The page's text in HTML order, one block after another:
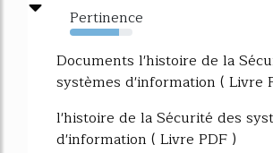
Pertinence
78%
Documents l'histoire de la
systèmes d'information ( Livre
l'histoire de la Sécurité des
d'information ( Livre PDF )